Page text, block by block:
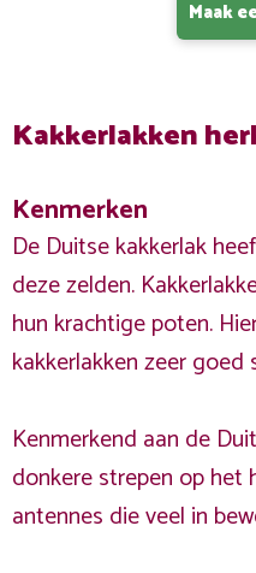
Maak
Kakkerlakken
Kenmerken
De Duitse kakkerlak
deze zelden.
hun krachtige poten.
kakkerlakken zeer
Kenmerkend aan de
donkere strepen op het
antennes die veel in